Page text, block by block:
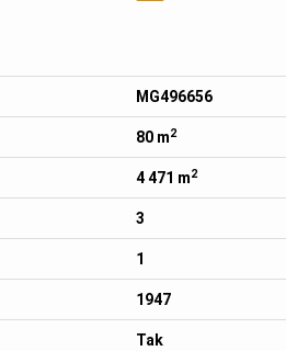
MG496656
80 m2
4 471 m2
3
1
1947
Tak